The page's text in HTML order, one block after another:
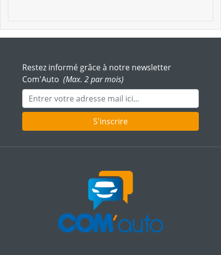
Restez informé grâce à notre newsletter
Com'Auto (Max. 2 par mois)
Adresse mail
S'inscrire